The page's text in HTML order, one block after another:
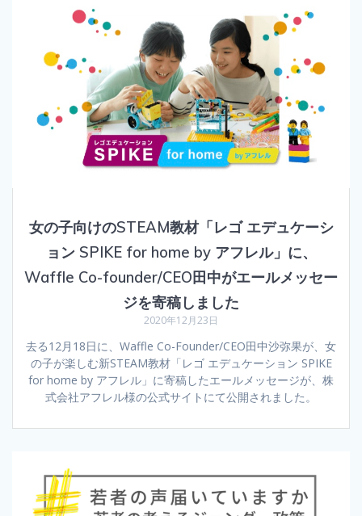
女の子向けのSTEAM教材「レゴ エデュケーシ
ョン SPIKE for home by アフレル」に、
Waffle Co-founder/CEO田中がエールメッセー
ジを寄稿しました
2020年12月23日
去る12月18日に、Waffle Co-Founder/CEO田中沙弥果が、女
の子が楽しむ新STEAM教材「レゴ エデュケーション SPIKE
for home by アフレル」に寄稿したエールメッセージが、株
式会社アフレル様の公式サイトにて公開されました。